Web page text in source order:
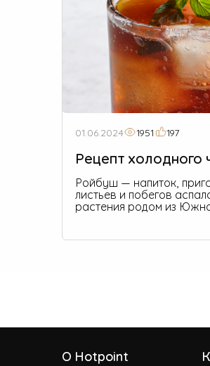
01.06.2024 1951 197
Рецепт холодного
Ройбуш — напиток,
листьев и побегов
растения родом из
О Hotpoint